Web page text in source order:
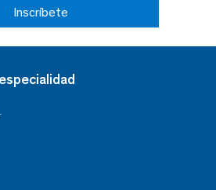
Inscríbete